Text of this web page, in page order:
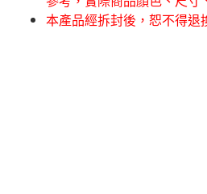
本產品經拆封後，恕不得退